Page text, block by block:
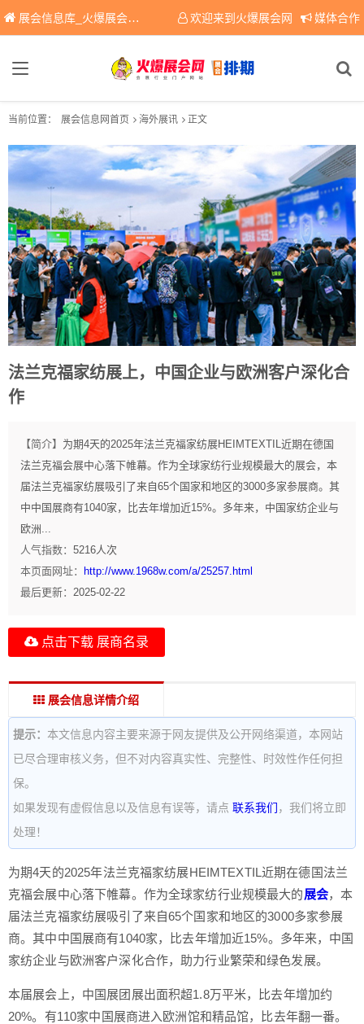
展会信息库_火爆展会网免费展会信息查询平台，提供专业会展服务！ 欢迎来到火爆展会网 媒体合作
当前位置： 展会信息网首页 海外展讯 正文
法兰克福家纺展上，中国企业与欧洲客户深化合
作
【简介】 为期4天的2025年法兰克福家纺展HEIMTEXTIL近期在德国
法兰克福会展中心落下帷幕。作为全球家纺行业规模最大的展会，本
届法兰克福家纺展吸引了来自65个国家和地区的3000多家参展商。其
中中国展商有1040家，比去年增加近15%。多年来，中国家纺企业与
欧洲...
人气指数： 5216人次
本页面网址：
http://www.1968w.com/a/25257.html
最后更新： 2025-02-22
点击下载 展商名录
展会信息详情介绍
提示： 本文信息内容主要来源于网友提供及公开网络渠道，本网站
已尽合理审核义务，但不对内容真实性、完整性、时效性作任何担
保。
如果发现有虚假信息以及信息有误等，请点 联系我们 ，我们将立即
处理！
为期4天的2025年法兰克福家纺展HEIMTEXTIL近期在德国法兰
克福会展中心落下帷幕。作为全球家纺行业规模最大的展会，本
届法兰克福家纺展吸引了来自65个国家和地区的3000多家参展
商。其中中国展商有1040家，比去年增加近15%。多年来，中国
家纺企业与欧洲客户深化合作，助力行业繁荣和绿色发展。
本届展会上，中国展团展出面积超1.8万平米，比去年增加约
20%。有110家中国展商进入欧洲馆和精品馆，比去年翻一番。